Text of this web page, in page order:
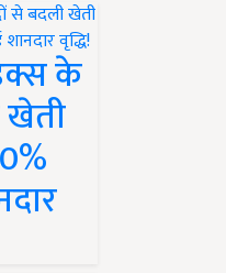
के
खेती